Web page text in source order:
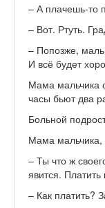
– А плачешь-то
– Вот. Ртуть.
– Попозже,
И всё будет
Мама мальчика
часы бьют два
Больной
Мама мальчика,
– Ты что ж
явится. Платить
– Как платить?